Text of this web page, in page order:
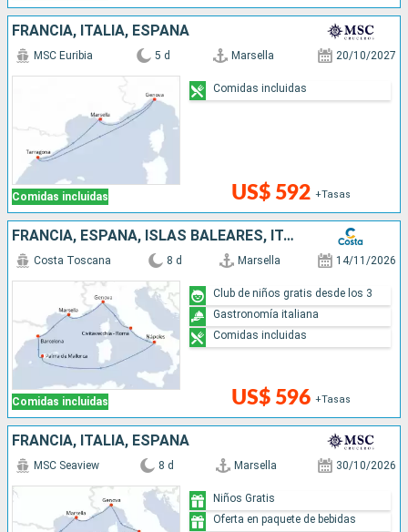
FRANCIA, ITALIA, ESPAÑA
Comidas incluidas
MSC Euribia 5 d Marsella 20/10/2027
US$ 592 +Tasas
Comidas incluidas
FRANCIA, ESPAÑA, ISLAS BALEARES, ITALIA
Comidas incluidas
Costa Toscana 8 d Marsella 14/11/2026
US$ 596 +Tasas
Club de niños gratis desde los 3
Gastronomía italiana
Comidas incluidas
FRANCIA, ITALIA, ESPAÑA
MSC Seaview 8 d Marsella 30/10/2026
Niños Gratis
Oferta en paquete de bebidas